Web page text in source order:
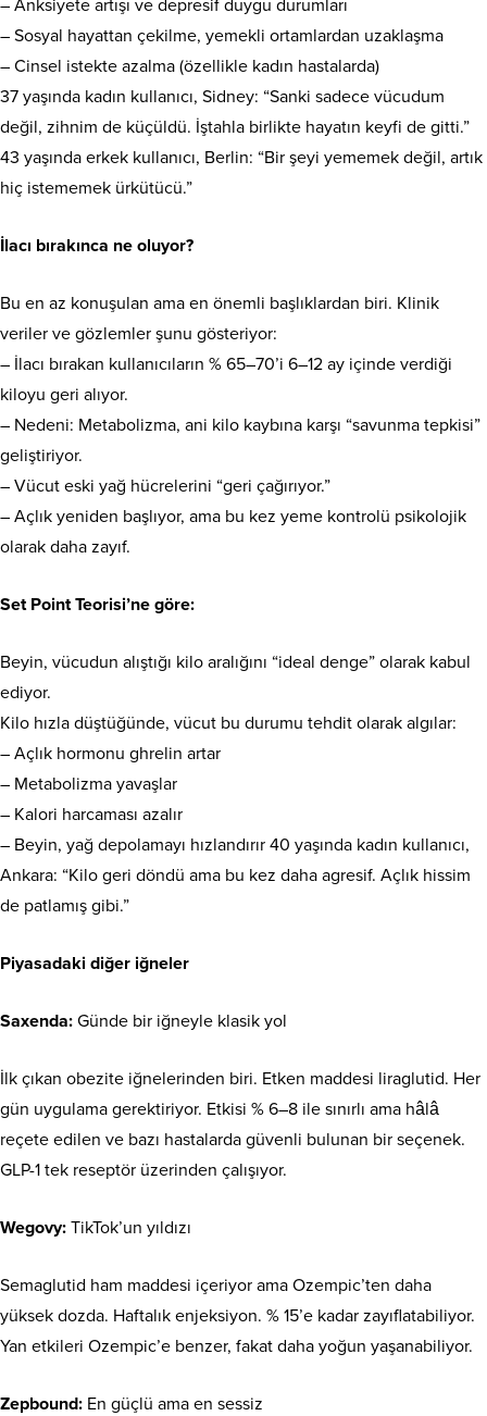
– Anksiyete artışı ve depresif duygu durumları
– Sosyal hayattan çekilme, yemekli ortamlardan uzaklaşma
– Cinsel istekte azalma (özellikle kadın hastalarda)
37 yaşında kadın kullanıcı, Sidney: “Sanki sadece vücudum
değil, zihnim de küçüldü. İştahla birlikte hayatın keyfi de gitti.”
43 yaşında erkek kullanıcı, Berlin: “Bir şeyi yememek değil, artık
hiç istememek ürkütücü.”
İlacı bırakınca ne oluyor?
Bu en az konuşulan ama en önemli başlıklardan biri. Klinik
veriler ve gözlemler şunu gösteriyor:
– İlacı bırakan kullanıcıların % 65–70’i 6–12 ay içinde verdiği
kiloyu geri alıyor.
– Nedeni: Metabolizma, ani kilo kaybına karşı “savunma tepkisi”
geliştiriyor.
– Vücut eski yağ hücrelerini “geri çağırıyor.”
– Açlık yeniden başlıyor, ama bu kez yeme kontrolü psikolojik
olarak daha zayıf.
Set Point Teorisi’ne göre:
Beyin, vücudun alıştığı kilo aralığını “ideal denge” olarak kabul
ediyor.
Kilo hızla düştüğünde, vücut bu durumu tehdit olarak algılar:
– Açlık hormonu ghrelin artar
– Metabolizma yavaşlar
– Kalori harcaması azalır
– Beyin, yağ depolamayı hızlandırır 40 yaşında kadın kullanıcı,
Ankara: “Kilo geri döndü ama bu kez daha agresif. Açlık hissim
de patlamış gibi.”
Piyasadaki diğer iğneler
Saxenda: Günde bir iğneyle klasik yol
İlk çıkan obezite iğnelerinden biri. Etken maddesi liraglutid. Her
gün uygulama gerektiriyor. Etkisi % 6–8 ile sınırlı ama hâlâ
reçete edilen ve bazı hastalarda güvenli bulunan bir seçenek.
GLP-1 tek reseptör üzerinden çalışıyor.
Wegovy: TikTok’un yıldızı
Semaglutid ham maddesi içeriyor ama Ozempic’ten daha
yüksek dozda. Haftalık enjeksiyon. % 15’e kadar zayıflatabiliyor.
Yan etkileri Ozempic’e benzer, fakat daha yoğun yaşanabiliyor.
Zepbound: En güçlü ama en sessiz